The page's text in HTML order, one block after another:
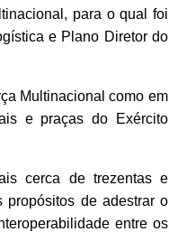
para o qual foi
e Plano Diretor do
Multinacional como em
e praças do Exército
cerca de trezentas e
propósitos de adestrar o
entre os